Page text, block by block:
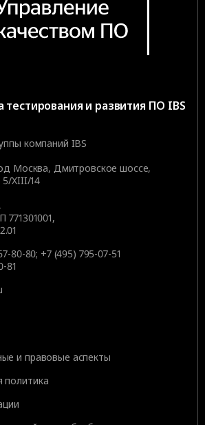
тестирования и развития ПО IBS
компаний IBS
Москва, Дмитровское шоссе,
XIII/14
771301001,
80-80; +7 (495) 795-07-51
81
и правовые аспекты
политика